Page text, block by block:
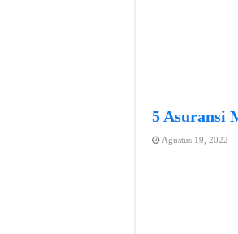
5 Asuransi
Agustus 19, 2022